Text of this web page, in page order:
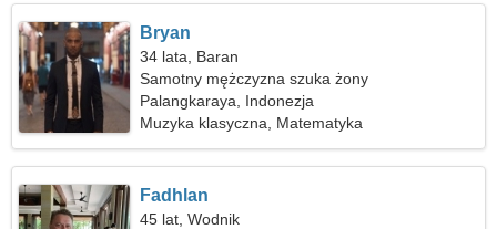
Bryan
34 lata, Baran
Samotny mężczyzna szuka żony
Palangkaraya, Indonezja
Muzyka klasyczna, Matematyka
Fadhlan
45 lat, Wodnik